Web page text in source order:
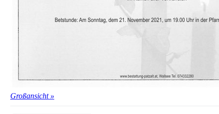
Großansicht »